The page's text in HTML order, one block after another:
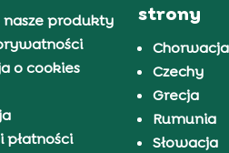
nasze produkty
o cookies
płatności
strony
Chorwacja
Czechy
Grecja
Rumunia
Słowacja